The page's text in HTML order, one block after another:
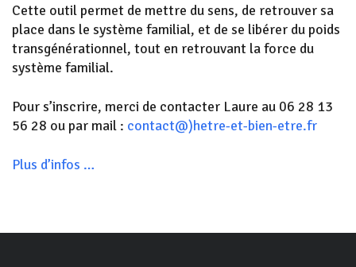
Cette outil permet de mettre du sens, de retrouver sa
place dans le système familial, et de se libérer du poids
transgénérationnel, tout en retrouvant la force du
système familial.
Pour s’inscrire, merci de contacter Laure au 06 28 13
56 28 ou par mail : contact@)hetre-et-bien-etre.fr
Plus d’infos …